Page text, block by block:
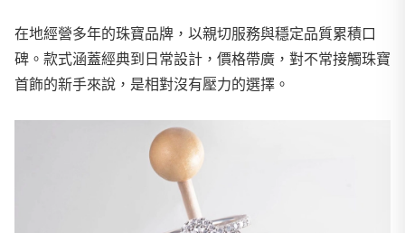
在地經營多年的珠寶品牌，以親切服務與穩定品質累積口
碑。款式涵蓋經典到日常設計，價格帶廣，對不常接觸珠寶
首飾的新手來說，是相對沒有壓力的選擇。